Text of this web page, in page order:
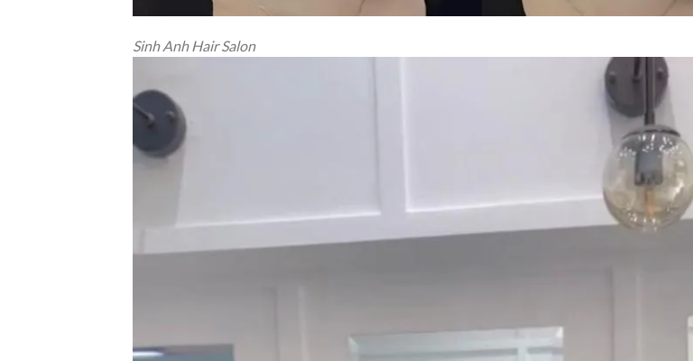
Sinh Anh Hair Salon